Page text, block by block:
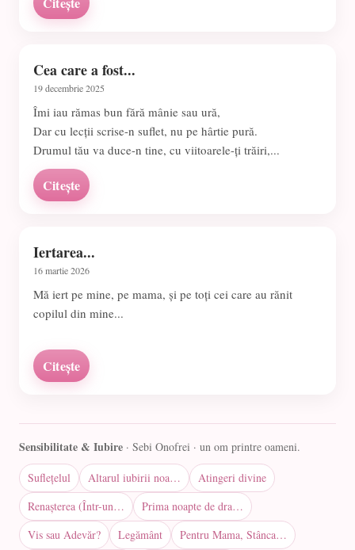
Cea care a fost...
19 decembrie 2025
Îmi iau rămas bun fără mânie sau ură,
Dar cu lecții scrise-n suflet, nu pe hârtie pură.
Drumul tău va duce-n tine, cu viitoarele-ți trăiri,...
Citește
Iertarea...
16 martie 2026
Mă iert pe mine, pe mama, și pe toți cei care au rănit
copilul din mine...
Citește
Sensibilitate & Iubire · Sebi Onofrei · un om printre oameni.
Suflețelul Altarul iubirii noa…
Atingeri divine
Renașterea (Într-un…
Prima noapte de dra…
Vis sau Adevăr?
Legământ Pentru Mama, Stânca…